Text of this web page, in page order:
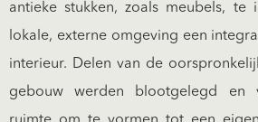
antieke stukken, zoals meubels, te
lokale, externe omgeving een
interieur. Delen van de
gebouw werden blootgelegd en